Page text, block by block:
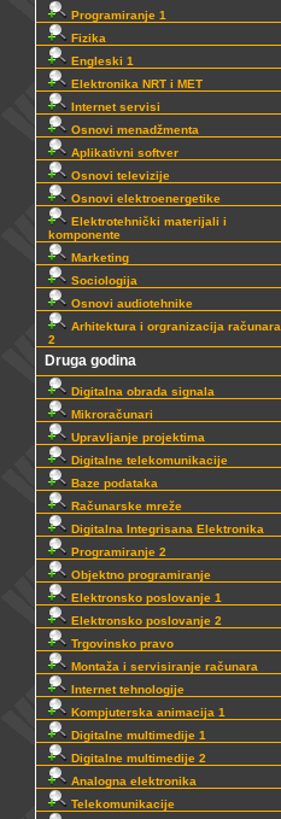
Programiranje 1
Fizika
Engleski 1
Elektronika NRT i MET
Internet servisi
Osnovi menadžmenta
Aplikativni softver
Osnovi televizije
Osnovi elektroenergetike
Elektrotehnički materijali i
komponente
Marketing
Sociologija
Osnovi audiotehnike
Arhitektura i orgranizacija računara
2
Druga godina
Digitalna obrada signala
Mikroračunari
Upravljanje projektima
Digitalne telekomunikacije
Baze podataka
Računarske mreže
Digitalna Integrisana Elektronika
Programiranje 2
Objektno programiranje
Elektronsko poslovanje 1
Elektronsko poslovanje 2
Trgovinsko pravo
Montaža i servisiranje računara
Internet tehnologije
Kompjuterska animacija 1
Digitalne multimedije 1
Digitalne multimedije 2
Analogna elektronika
Telekomunikacije